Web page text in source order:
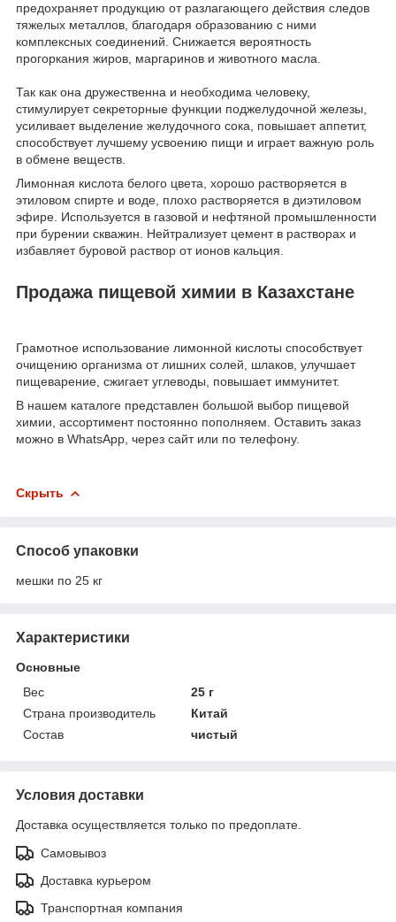
предохраняет продукцию от разлагающего действия следов
тяжелых металлов, благодаря образованию с ними
комплексных соединений. Снижается вероятность
прогоркания жиров, маргаринов и животного масла.
Так как она дружественна и необходима человеку,
стимулирует секреторные функции поджелудочной железы,
усиливает выделение желудочного сока, повышает аппетит,
способствует лучшему усвоению пищи и играет важную роль
в обмене веществ.
Лимонная кислота белого цвета, хорошо растворяется в
этиловом спирте и воде, плохо растворяется в диэтиловом
эфире. Используется в газовой и нефтяной промышленности
при бурении скважин. Нейтрализует цемент в растворах и
избавляет буровой раствор от ионов кальция.
Продажа пищевой химии в Казахстане
Грамотное использование лимонной кислоты способствует
очищению организма от лишних солей, шлаков, улучшает
пищеварение, сжигает углеводы, повышает иммунитет.
В нашем каталоге представлен большой выбор пищевой
химии, ассортимент постоянно пополняем. Оставить заказ
можно в WhatsApp, через сайт или по телефону.
Скрыть
Способ упаковки
мешки по 25 кг
Характеристики
Основные
Вес
25 г
Страна производитель
Китай
Состав
чистый
Условия доставки
Доставка осуществляется только по предоплате.
Самовывоз
Доставка курьером
Транспортная компания